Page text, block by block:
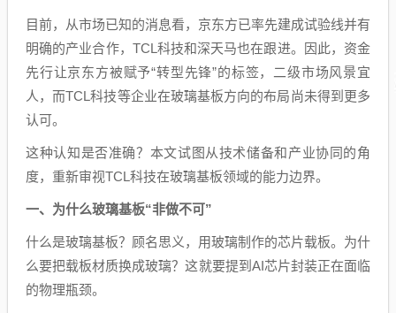
目前，从市场已知的消息看，京东方已率先建成试验线并有
明确的产业合作，TCL科技和深天马也在跟进。因此，资金
先行让京东方被赋予“转型先锋”的标签，二级市场风景宜
人，而TCL科技等企业在玻璃基板方向的布局尚未得到更多
认可。
这种认知是否准确？本文试图从技术储备和产业协同的角
度，重新审视TCL科技在玻璃基板领域的能力边界。
一、为什么玻璃基板“非做不可”
什么是玻璃基板？顾名思义，用玻璃制作的芯片载板。为什
么要把载板材质换成玻璃？这就要提到AI芯片封装正在面临
的物理瓶颈。